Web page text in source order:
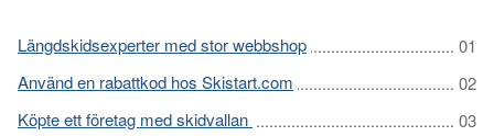
Längdskidsexperter med stor webbshop
Använd en rabattkod hos Skistart.com
Köpte ett företag med skidvallan